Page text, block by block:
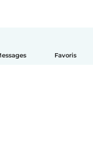
Favoris